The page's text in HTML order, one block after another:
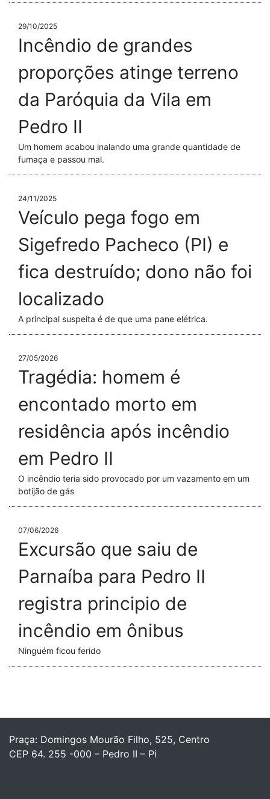
29/10/2025
Incêndio de grandes
proporções atinge terreno
da Paróquia da Vila em
Pedro II
Um homem acabou inalando uma grande quantidade de
fumaça e passou mal.
24/11/2025
Veículo pega fogo em
Sigefredo Pacheco (PI) e
fica destruído; dono não foi
localizado
A principal suspeita é de que uma pane elétrica.
27/05/2026
Tragédia: homem é
encontado morto em
residência após incêndio
em Pedro II
O incêndio teria sido provocado por um vazamento em um
botijão de gás
07/06/2026
Excursão que saiu de
Parnaíba para Pedro II
registra principio de
incêndio em ônibus
Ninguém ficou ferido
Praça: Domingos Mourão Filho, 525, Centro
CEP 64. 255 -000 – Pedro II – Pi